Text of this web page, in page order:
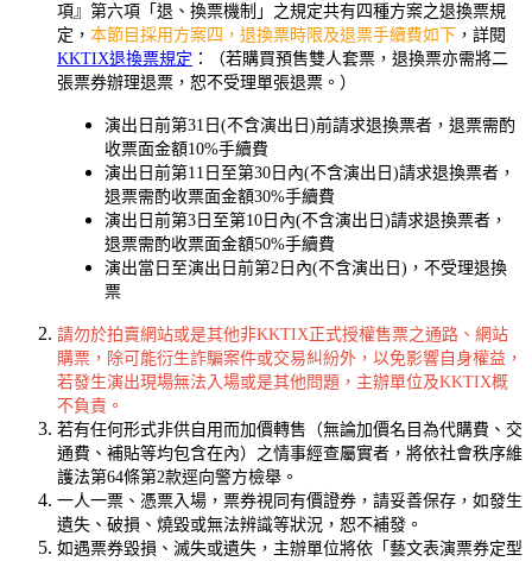
項』第六項「退、換票機制」之規定共有四種方案之退換票規
定， 本節目採用方案四，退換票時限及退票手續費如下 ，詳閱
KKTIX退換票規定 ：（若購買預售雙人套票，退換票亦需將二
張票券辦理退票，恕不受理單張退票。）
演出日前第31日(不含演出日)前請求退換票者，退票需酌
收票面金額10%手續費
演出日前第11日至第30日內(不含演出日)請求退換票者，
退票需酌收票面金額30%手續費
演出日前第3日至第10日內(不含演出日)請求退換票者，
退票需酌收票面金額50%手續費
演出當日至演出日前第2日內(不含演出日)，不受理退換
票
請勿於拍賣網站或是其他非KKTIX正式授權售票之通路、網站
購票，除可能衍生詐騙案件或交易糾紛外，以免影響自身權益，
若發生演出現場無法入場或是其他問題，主辦單位及KKTIX概
不負責。
若有任何形式非供自用而加價轉售（無論加價名目為代購費、交
通費、補貼等均包含在內）之情事經查屬實者，將依社會秩序維
護法第64條第2款逕向警方檢舉。
一人一票、憑票入場，票券視同有價證券，請妥善保存，如發生
遺失、破損、燒毀或無法辨識等狀況，恕不補發。
如遇票券毀損、滅失或遺失，主辦單位將依「藝文表演票券定型